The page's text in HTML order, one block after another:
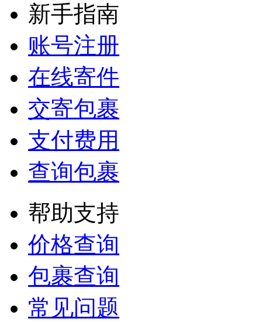
发货很快，当天拿
来的快递，第二天
就可以上网查到跟
踪号了。...
好，价格透明一目
了然，...
我很喜欢用你们的
系统，能够为大客
户着想...
F**6
第一次在这发货，
新手指南
账号注册
在线寄件
交寄包裹
支付费用
查询包裹
帮助支持
价格查询
包裹查询
常见问题